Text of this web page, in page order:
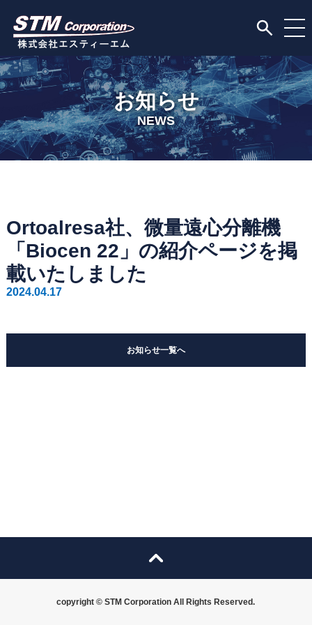
お知らせ
NEWS
Ortoalresa社、微量遠心分離機
「Biocen 22」の紹介ページを掲
載いたしました
2024.04.17
お知らせ一覧へ
copyright © STM Corporation All Rights Reserved.